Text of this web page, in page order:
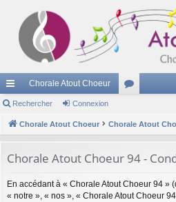
cc
ès
pi
de
Chorale Atout Choeur
u
s
Rechercher Connexion
Chorale Atout Choeur Chorale Atout
Chorale Atout Choeur 94 -
En accédant à « Chorale Atout Choeur 94 »
« notre », « nos », « Chorale Atout Choeur